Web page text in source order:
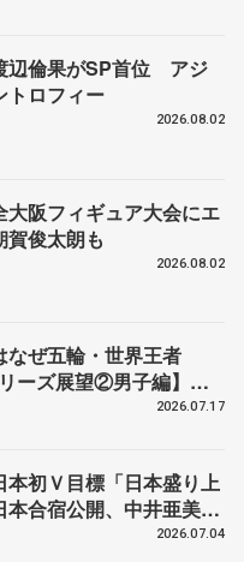
辺倫果がSP首位 アジ
トロフィー
2026.08.02
大阪フィギュア大会にエ
俊太朗も
2026.08.02
なぜ五輪・世界王者
ーズ展望②男子編】
#73を配信
2026.07.17
本初Ｖ目標「日本盛り上
合宿公開、中井亜美
げる」 元世界王者のフ
2026.07.04